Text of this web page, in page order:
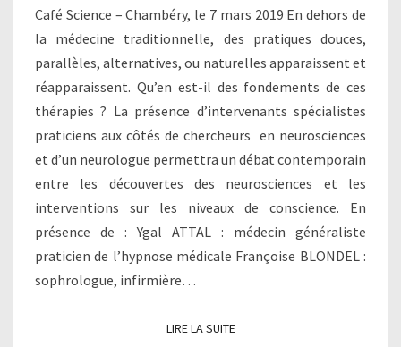
AUTRES
TECHNIQUES…
Café Science – Chambéry, le 7 mars 2019 En dehors de
la médecine traditionnelle, des pratiques douces,
parallèles, alternatives, ou naturelles apparaissent et
réapparaissent. Qu’en est-il des fondements de ces
thérapies ? La présence d’intervenants spécialistes
praticiens aux côtés de chercheurs en neurosciences
et d’un neurologue permettra un débat contemporain
entre les découvertes des neurosciences et les
interventions sur les niveaux de conscience. En
présence de : Ygal ATTAL : médecin généraliste
praticien de l’hypnose médicale Françoise BLONDEL :
sophrologue, infirmière…
LIRE LA SUITELIRE LA SUITE